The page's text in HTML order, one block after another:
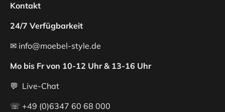
Kontakt
24/7 Verfügbarkeit
✉ info@moebel-style.de
Mo bis Fr von 10-12 Uhr & 13-16 Uhr
💬 Live-Chat
☏ +49 (0)6347 60 68 000